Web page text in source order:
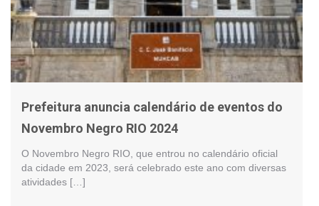
Prefeitura anuncia calendário de eventos do
Novembro Negro RIO 2024
O Novembro Negro RIO, que entrou no calendário oficial
da cidade em 2023, será celebrado este ano com diversas
atividades […]